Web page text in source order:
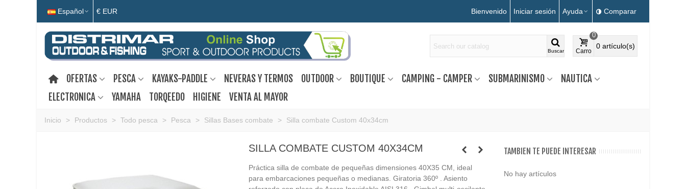
Español € EUR Bienvenido Iniciar sesión Ayuda Comparar
Buscar Carro
0
0 artículo(s)
OFERTAS PESCA KAYAKS-PADDLE NEVERAS Y TERMOS OUTDOOR BOUTIQUE CAMPING - CAMPER SUBMARINISMO
NAUTICA
ELECTRONICA
YAMAHA TORQEEDO HIGIENE VENTA AL MAYOR
Inicio > Productos > Todo pesca > Pesca > Sillas Bases combate > Silla combate Custom 40x34cm
SILLA COMBATE CUSTOM 40X34CM
Práctica silla de combate de pequeñas dimensiones 40X35 CM, ideal
para embarcaciones pequeñas o medianas. Giratoria 360º . Asiento
TAMBIEN TE PUEDE INTERESAR
No hay artículos